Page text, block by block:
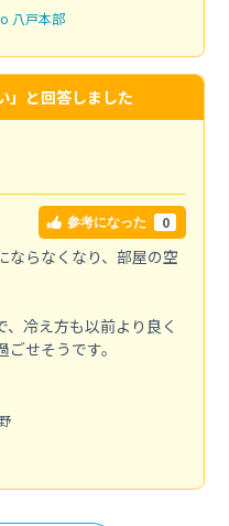
八戸本部
」と回答しました
参考になった 0
ならなくなり、部屋の空
冷え方も以前より良く
せそうです。